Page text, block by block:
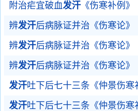
附治疟宜破血发汗 《伤寒补例》
辨发汗后病脉证并治《伤寒论》
辨发汗后病脉证并治《伤寒论》
辨发汗后病脉证并治《伤寒论》
发汗吐下后七十三条《仲景伤寒
发汗吐下后七十三条《仲景伤寒